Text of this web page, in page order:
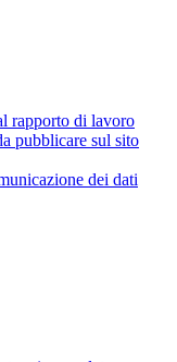
rapporto di lavoro
pubblicare sul sito
dei dati